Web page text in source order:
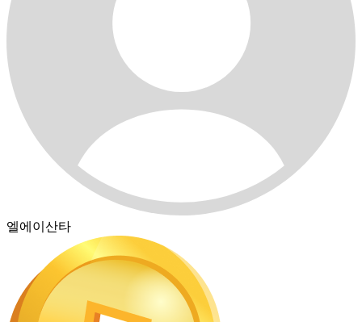
엘에이산타